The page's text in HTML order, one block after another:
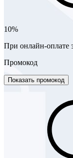
10%
При онлайн-оплате
Промокод
Показать промокод